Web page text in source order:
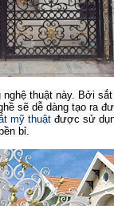
thuật này. Bởi
sẽ dễ dàng tạo ra
mỹ thuật được sử
bỉ.